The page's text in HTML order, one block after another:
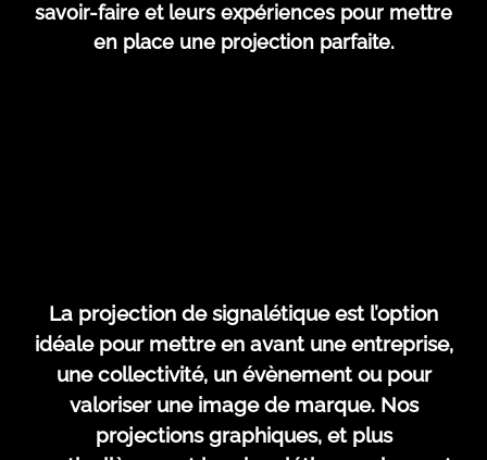
savoir-faire et leurs expériences pour mettre
en place une projection parfaite.
La projection de signalétique est l’option
idéale pour mettre en avant une entreprise,
une collectivité, un évènement ou pour
valoriser une image de marque. Nos
projections graphiques, et plus